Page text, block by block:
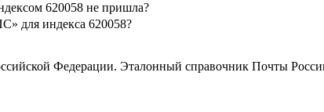
620058 не пришла?
для индекса 620058?
Федерации. Эталонный справочник Почты